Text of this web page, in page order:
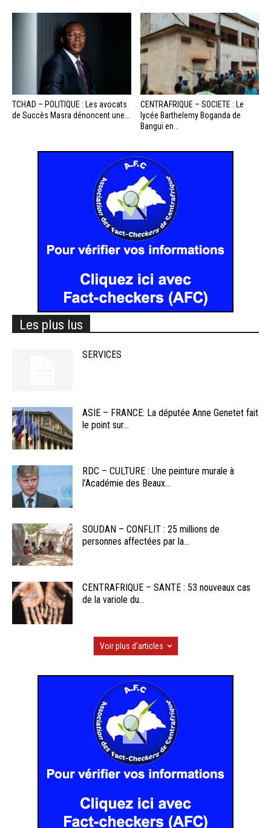
TCHAD – POLITIQUE : Les avocats
de Succès Masra dénoncent une...
CENTRAFRIQUE – SOCIETE : Le
lycée Barthelemy Boganda de
Bangui en...
Les plus lus
SERVICES
ASIE – FRANCE: La députée Anne Genetet fait
le point sur...
RDC – CULTURE : Une peinture murale à
l’Académie des Beaux...
SOUDAN – CONFLIT : 25 millions de
personnes affectées par la...
CENTRAFRIQUE – SANTE : 53 nouveaux cas
de la variole du...
Voir plus d'articles